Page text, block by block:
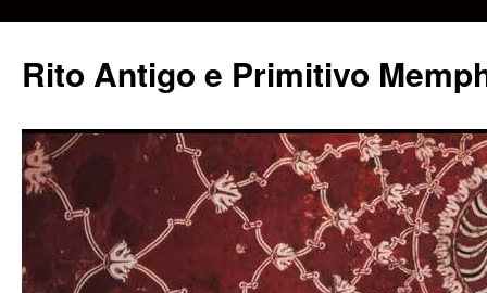
Rito Antigo e Primitivo